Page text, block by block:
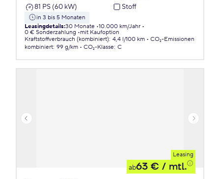
81 PS (60 kW)
Stoff
in 3 bis 5 Monaten
Leasingdetails:30 Monate 10.000 km/Jahr
0 € Sonderzahlung
mit Kaufoption
Kraftstoffverbrauch (kombiniert): 4,4 l/100 km
CO₂-Emissionen
kombiniert: 99 g/km CO₂-Klasse: C
Leasing
ab63 € / mtl.